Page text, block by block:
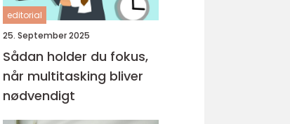
editorial
25. September 2025
Sådan holder du fokus,
når multitasking bliver
nødvendigt